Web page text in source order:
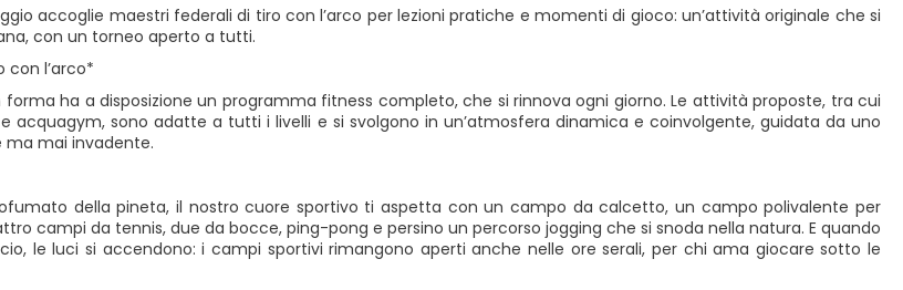
della pineta, il nostro cuore sportivo ti aspetta con un campo da calcetto, un campo polivalente per
campi da tennis, due da bocce, ping-pong e persino un percorso jogging che si snoda nella natura. E quando
le luci si accendono: i campi sportivi rimangono aperti anche nelle ore serali, per chi ama giocare sotto le
forma ha a disposizione un programma fitness completo, che si rinnova ogni giorno. Le attività proposte, tra cui
acquagym, sono adatte a tutti i livelli e si svolgono in un’atmosfera dinamica e coinvolgente, guidata da uno
mai invadente.
con l’arco*
accoglie maestri federali di tiro con l’arco per lezioni pratiche e momenti di gioco: un’attività originale che si
con un torneo aperto a tutti.